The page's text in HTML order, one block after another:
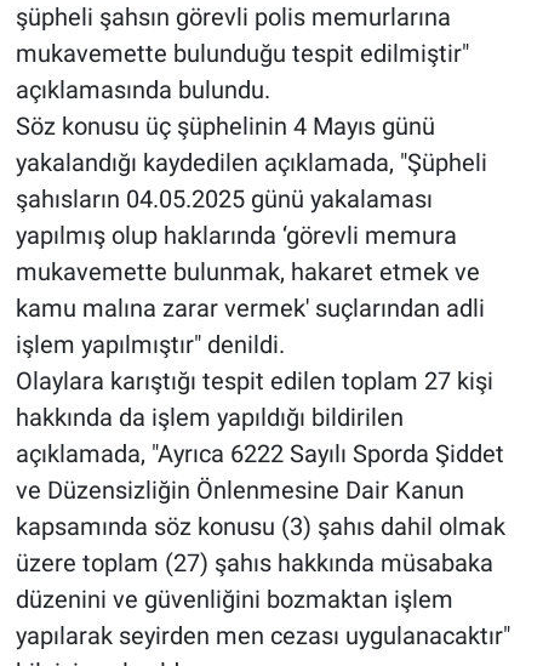
şüpheli şahsın görevli polis memurlarına
mukavemette bulunduğu tespit edilmiştir"
açıklamasında bulundu.
Söz konusu üç şüphelinin 4 Mayıs günü
yakalandığı kaydedilen açıklamada, "Şüpheli
şahısların 04.05.2025 günü yakalaması
yapılmış olup haklarında ‘görevli memura
mukavemette bulunmak, hakaret etmek ve
kamu malına zarar vermek' suçlarından adli
işlem yapılmıştır" denildi.
Olaylara karıştığı tespit edilen toplam 27 kişi
hakkında da işlem yapıldığı bildirilen
açıklamada, "Ayrıca 6222 Sayılı Sporda Şiddet
ve Düzensizliğin Önlenmesine Dair Kanun
kapsamında söz konusu (3) şahıs dahil olmak
üzere toplam (27) şahıs hakkında müsabaka
düzenini ve güvenliğini bozmaktan işlem
yapılarak seyirden men cezası uygulanacaktır"